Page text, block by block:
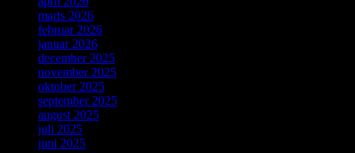
marts 2026
februar 2026
januar 2026
december 2025
november 2025
oktober 2025
september 2025
august 2025
juli 2025
juni 2025